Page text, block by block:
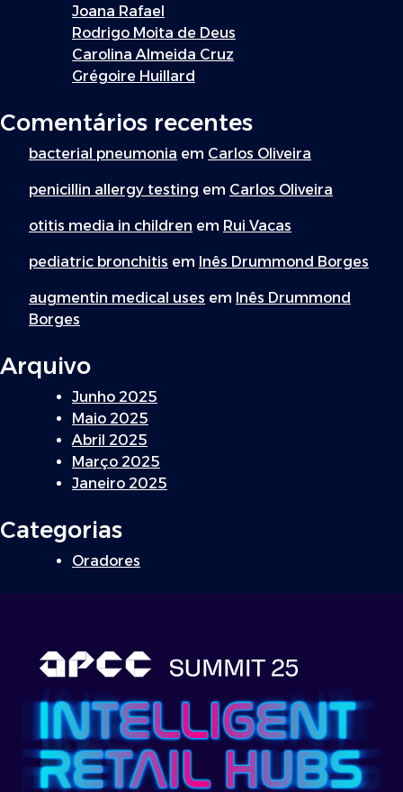
Joana Rafael
Rodrigo Moita de Deus
Carolina Almeida Cruz
Grégoire Huillard
Comentários recentes
bacterial pneumonia em Carlos Oliveira
penicillin allergy testing em Carlos Oliveira
otitis media in children em Rui Vacas
pediatric bronchitis em Inês Drummond Borges
augmentin medical uses em Inês Drummond
Borges
Arquivo
Junho 2025
Maio 2025
Abril 2025
Março 2025
Janeiro 2025
Categorias
Oradores